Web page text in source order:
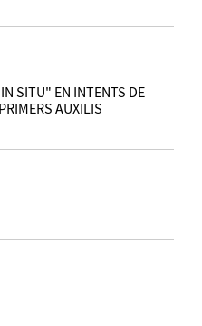
SITU" EN INTENTS DE
AUXILIS